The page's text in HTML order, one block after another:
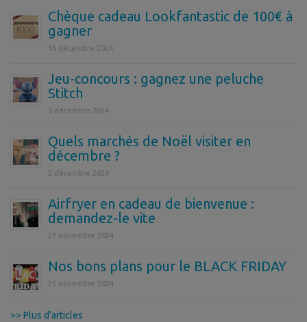
Chèque cadeau Lookfantastic de 100€ à
gagner
16 décembre 2024
Jeu-concours : gagnez une peluche
Stitch
5 décembre 2024
Quels marchés de Noël visiter en
décembre ?
2 décembre 2024
Airfryer en cadeau de bienvenue :
demandez-le vite
27 novembre 2024
Nos bons plans pour le BLACK FRIDAY
25 novembre 2024
>> Plus d'articles